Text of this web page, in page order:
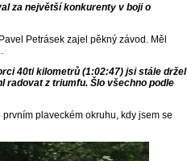
za největší konkurenty v boji o
Petrásek zajel pěkný závod. Měl
40ti kilometrů (1:02:47) jsi stále držel
radovat z triumfu. Šlo všechno podle
plaveckém okruhu, kdy jsem se